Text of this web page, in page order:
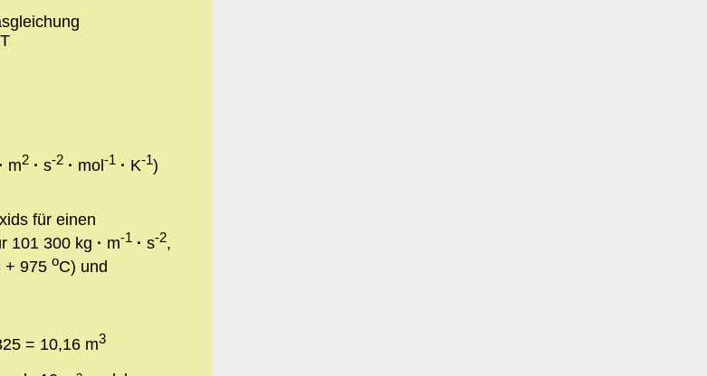
T
· m2 · s-2 · mol-1 · K-1)
für einen
101 300 kg · m-1 · s-2,
+ 975 oC) und
= 10,16 m3